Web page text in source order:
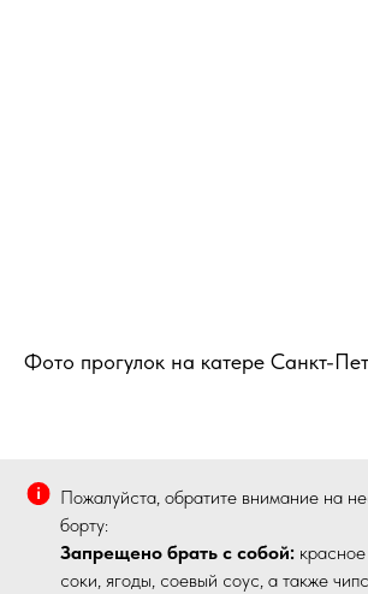
Фото прогулок на катере Санкт-
Пожалуйста, обратите внимание на
борту:
Запрещено брать с собой:
соки, ягоды, соевый соус, а также